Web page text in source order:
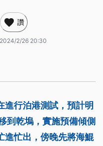
讚
2024/2/26 20:30
進行泊港測試，預計明
到乾塢，實施預備傾側
進忙出，傍晚先將海鯤